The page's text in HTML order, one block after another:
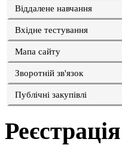
Віддалене навчання
Вхідне тестування
Мапа сайту
Зворотній зв'язок
Публічні закупівлі
Реєстрація